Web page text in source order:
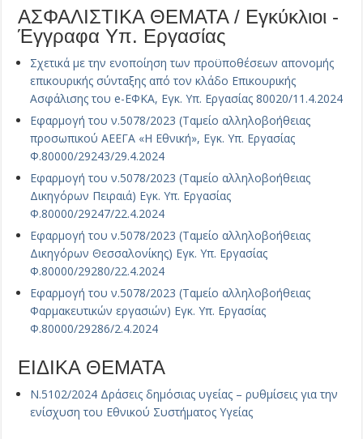
ΑΣΦΑΛΙΣΤΙΚΑ ΘΕΜΑΤΑ / Εγκύκλιοι -
Έγγραφα Υπ. Εργασίας
Σχετικά με την ενοποίηση των προϋποθέσεων απονομής
επικουρικής σύνταξης από τον κλάδο Επικουρικής
Ασφάλισης του e-ΕΦΚΑ, Εγκ. Υπ. Εργασίας 80020/11.4.2024
Εφαρμογή του ν.5078/2023 (Ταμείο αλληλοβοήθειας
προσωπικού ΑΕΕΓΑ «Η Εθνική», Εγκ. Υπ. Εργασίας
Φ.80000/29243/29.4.2024
Εφαρμογή του ν.5078/2023 (Ταμείο αλληλοβοήθειας
Δικηγόρων Πειραιά) Εγκ. Υπ. Εργασίας
Φ.80000/29247/22.4.2024
Εφαρμογή του ν.5078/2023 (Ταμείο αλληλοβοήθειας
Δικηγόρων Θεσσαλονίκης) Εγκ. Υπ. Εργασίας
Φ.80000/29280/22.4.2024
Εφαρμογή του ν.5078/2023 (Ταμείο αλληλοβοήθειας
Φαρμακευτικών εργασιών) Εγκ. Υπ. Εργασίας
Φ.80000/29286/2.4.2024
ΕΙΔΙΚΑ ΘΕΜΑΤΑ
Ν.5102/2024 Δράσεις δημόσιας υγείας – ρυθμίσεις για την
ενίσχυση του Εθνικού Συστήματος Υγείας